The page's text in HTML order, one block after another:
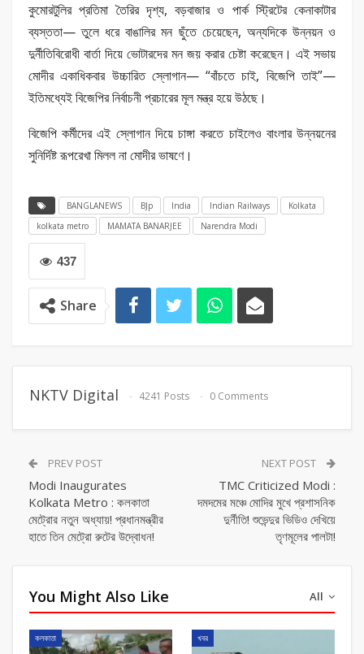
কুমোরটুলির প্রতিমা তৈরির দৃশ্য, বড়বাজার ও পার্ক স্ট্রিটের কেনাকাটার
ব্যস্ততা— তুলে ধরে বাঙালির মন ছুঁতে চেয়েছেন, অন্যদিকে উন্নয়ন ও
দুর্নীতিবিরোধী বার্তা দিয়ে ভোটারদের মন জয় করার চেষ্টা করেছেন। এই সভায়
মোদীর একাধিকবার উচ্চারিত স্লোগান— “বাঁচতে চাই, বিজেপি তাই”—
ইতিমধ্যেই বিজেপির নির্বাচনী প্রচারের মূল মন্ত্র হয়ে উঠছে।
বিজেপি কর্মীদের এই স্লোগান দিয়ে চাঙ্গা করতে চাইলেও বাংলার উন্নয়নের
সুনির্দিষ্ট রূপরেখা মিলল না মোদীর ভাষণে।
BANGLANEWS BJp India Indian Railways
Kolkata
kolkata metro
MAMATA BANARJEE Narendra Modi
437
Share
NKTV Digital 4241 Posts 0 Comments
PREV POST
Modi Inaugurates
Kolkata Metro : কলকাতা
মেট্রোর নতুন অধ্যায়! প্রধানমন্ত্রীর
হাতে তিন মেট্রো রুটের উদ্বোধন!
NEXT POST
TMC Criticized Modi :
দমদমের মঞ্চে মোদির মুখে প্রশাসনিক
দুর্নীতি! শুভেন্দুর ভিডিও দেখিয়ে
তৃণমূলের পালটা!
All
You Might Also Like
কলকাতা খবর